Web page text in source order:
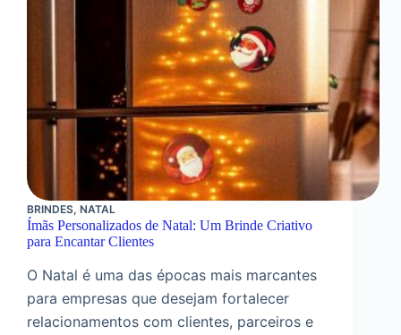
BRINDES, NATAL
Ímãs Personalizados de Natal: Um Brinde Criativo
para Encantar Clientes
O Natal é uma das épocas mais marcantes
para empresas que desejam fortalecer
relacionamentos com clientes, parceiros e